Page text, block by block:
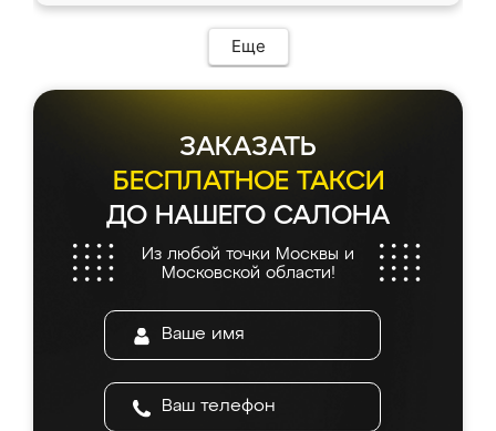
Еще
ЗАКАЗАТЬ
БЕСПЛАТНОЕ ТАКСИ
ДО НАШЕГО САЛОНА
Из любой точки Москвы и
Московской области!